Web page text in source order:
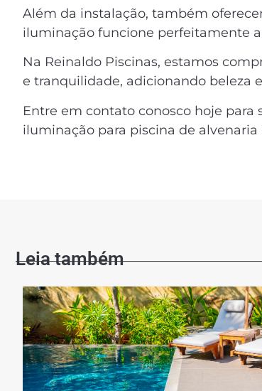
Além da instalação, também
iluminação funcione perfeitamente a
Na Reinaldo Piscinas, estamos
e tranquilidade, adicionando beleza
Entre em contato conosco hoje
iluminação para piscina de alvenaria
Leia também